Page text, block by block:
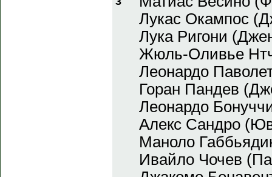
Лукас Окампос
Лука Ригони
Жюль-Оливье
Леонардо
Горан Пандев
Леонардо
Алекс Сандро
Маноло
Ивайло Чочев